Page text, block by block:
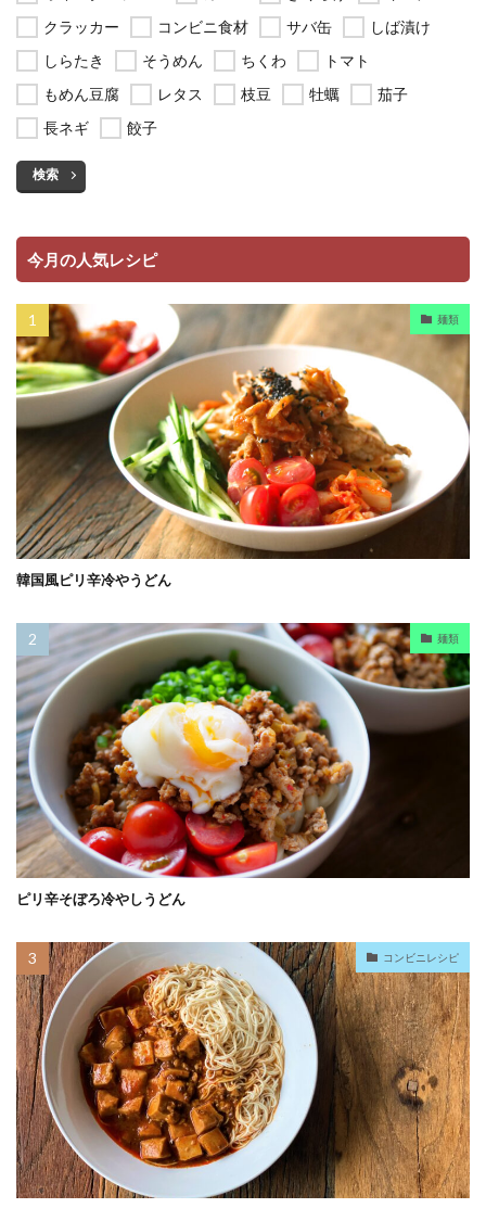
クラッカー
コンビニ食材 サバ缶
しば漬け
しらたき
そうめん ちくわ
トマト
もめん豆腐
レタス 枝豆 牡蠣
茄子
長ネギ
餃子
検索
今月の人気レシピ
麺類
韓国風ピリ辛冷やうどん
麺類
ピリ辛そぼろ冷やしうどん
コンビニレシピ